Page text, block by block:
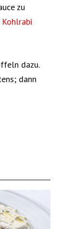
zu
Kohlrabi
dazu.
dann